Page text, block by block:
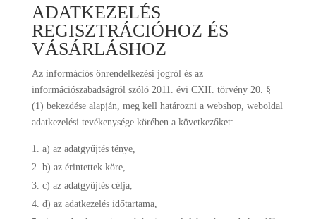
ADATKEZELÉS
REGISZTRÁCIÓHOZ ÉS
VÁSÁRLÁSHOZ
Az információs önrendelkezési jogról és az
információszabadságról szóló 2011. évi CXII. törvény 20. §
(1) bekezdése alapján, meg kell határozni a webshop, weboldal
adatkezelési tevékenysége körében a következőket:
a) az adatgyűjtés ténye,
b) az érintettek köre,
c) az adatgyűjtés célja,
d) az adatkezelés időtartama,